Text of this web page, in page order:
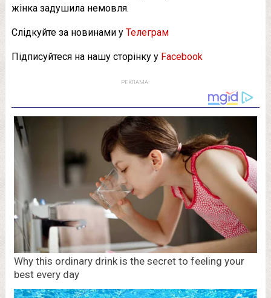
жінка задушила немовля.
Слідкуйте за новинами у Телеграм
Підписуйтеся на нашу сторінку у Facebook
РЕКЛАМА: